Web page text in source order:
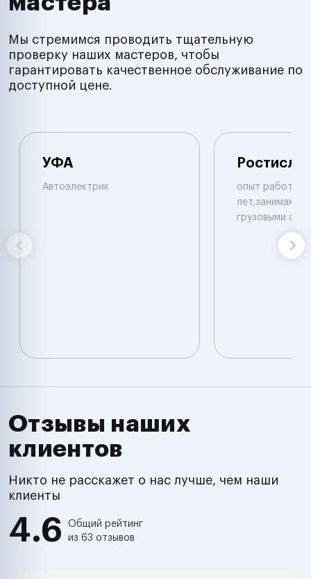
Мы стремимся проводить тщательную
проверку наших мастеров, чтобы
гарантировать качественное обслуживание по
доступной цене.
УФА
Автоэлектрик
Ростислав
опыт работы
лет,занимаюсь
грузовыми
Отзывы наших
клиентов
Никто не расскажет о нас лучше, чем наши
клиенты
4.6
Общий рейтинг
из 63 отзывов